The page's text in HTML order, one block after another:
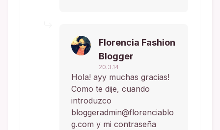
Florencia Fashion
Blogger
20.3.14
Hola! ayy muchas gracias!
Como te dije, cuando
introduzco
bloggeradmin@florenciablo
g.com y mi contraseña